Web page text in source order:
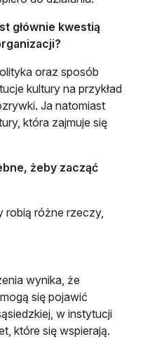
głównie kwestią
oraz sposób
kultury na przykład
Ja natomiast
która zajmuje się
żeby zacząć
robią różne rzeczy,
wynika, że
się pojawić
w instytucji
które się wspierają.